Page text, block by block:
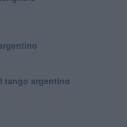
tango argentino